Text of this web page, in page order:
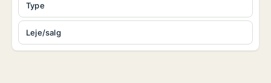
Type
Leje/salg